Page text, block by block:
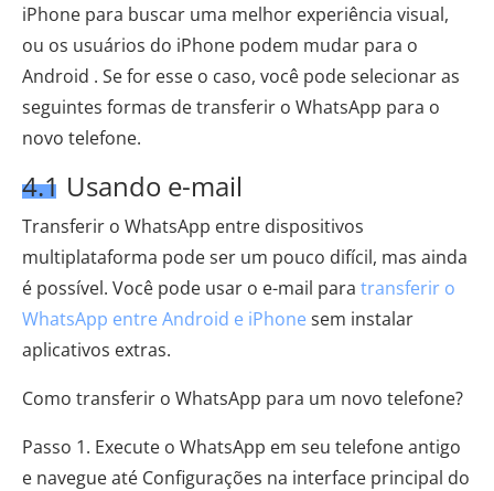
iPhone para buscar uma melhor experiência visual,
ou os usuários do iPhone podem mudar para o
Android . Se for esse o caso, você pode selecionar as
seguintes formas de transferir o WhatsApp para o
novo telefone.
4.1 Usando e-mail
Transferir o WhatsApp entre dispositivos
multiplataforma pode ser um pouco difícil, mas ainda
é possível. Você pode usar o e-mail para transferir o
WhatsApp entre Android e iPhone sem instalar
aplicativos extras.
Como transferir o WhatsApp para um novo telefone?
Passo 1. Execute o WhatsApp em seu telefone antigo
e navegue até Configurações na interface principal do